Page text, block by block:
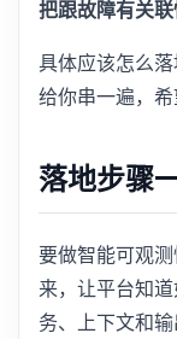
把跟故障有关
具体应该怎么
给你串一遍，
落地步骤
要做智能可观
来，让平台知
务、上下文和